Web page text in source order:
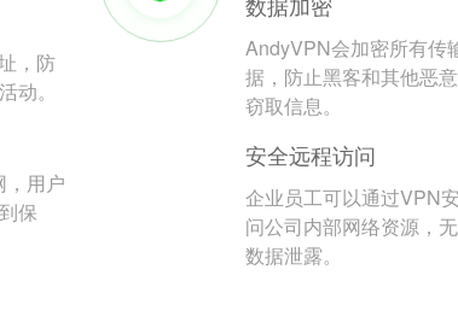
，防
动。
，用户
保
AndyVPN会加密所有传
据，防止黑客和其他恶
窃取信息。
安全远程访问
企业员工可以通过VPN
问公司内部网络资源，
数据泄露。